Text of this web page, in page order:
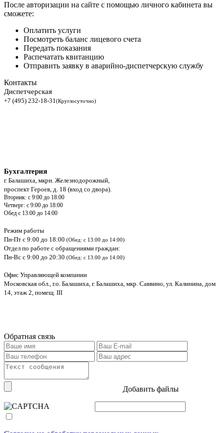
После авторизации на сайте с помощью личного кабинета вы
сможете:
Оплатить услуги
Посмотреть баланс лицевого счета
Передать показания
Распечатать квитанцию
Отправить заявку в аварийно-диспетчерскую службу
Контакты
Диспетчерская
+7 (495) 232-18-31(Круглосуточно)
Бухгалтерия
г. Балашиха, мкрн. Железнодорожный,
проспект Героев, д. 18 (вход со двора).
Вторник: с 9:00 до 18:00
Четверг: с 9:00 до 18:00
Обед с 13:00 до 14:00
Режим работы
Пн-Пт с 9:00 до 18:00 (Обед: с 13:00 до 14:00)
Отдел по работе с обращениями граждан:
Пн-Вс с 9:00 до 20:30 (Обед: с 13:00 до 14:00)
Офис Управляющей компании
Московская обл., г.о. Балашиха, г. Балашиха, мкр. Саввино, ул. Калинина, дом
14, этаж 2, помещ. III
Обратная связь
Добавить файлы